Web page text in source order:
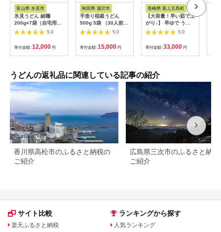
ス
富山県 氷見市
氷見うどん 細麺
200g×7袋（自宅用）
簡易箱でお届け 海津
屋 氷見 うどん 乾麺
5.0
寄付金額: 12,000 円
ス
秋田県 湯沢市
手造り稲庭うどん
500g 5袋 （30人前セ
ット）[B5-0301]
5.0
寄付金額: 15,000 円
長崎県 新上五島町
【大容量！早い茹で上
がり♪】 早ゆで うど
ん 300g×15袋 五島う
どん 乾麺 麺 保存食
業務用 大容量 【中本
製麺】 [RAO007]
5.0
寄付金額: 33,000 円
うどんの返礼品に関連している記事の紹介
香川県高松市のふるさと納税の
ご紹介
広島県三次市のふるさと納税
ご紹介
サイト比較
楽天ふるさと納税
ランキングから探す
人気ランキング